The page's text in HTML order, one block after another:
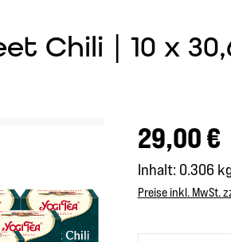
Chili | 10 x
Regulärer Preis:
29,00 €
Inhalt: 0.306
Preise inkl. MwSt.